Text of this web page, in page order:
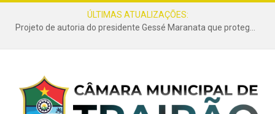
ÚLTIMAS ATUALIZAÇÕES:
Projeto de autoria do presidente Gessé Maranata que protege as estradas vicinais de Trairão é transformado em lei